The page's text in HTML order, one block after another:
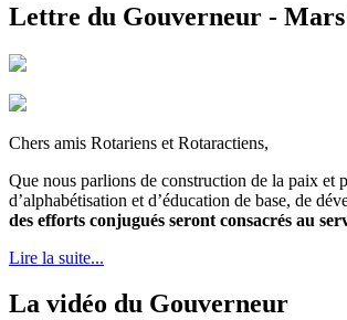
Lettre du Gouverneur - Mars
Chers amis Rotariens et Rotaractiens,
Que nous parlions de construction de la paix et
d’alphabétisation et d’éducation de base, de
des efforts conjugués seront consacrés au
Lire la suite...
La vidéo du Gouverneur